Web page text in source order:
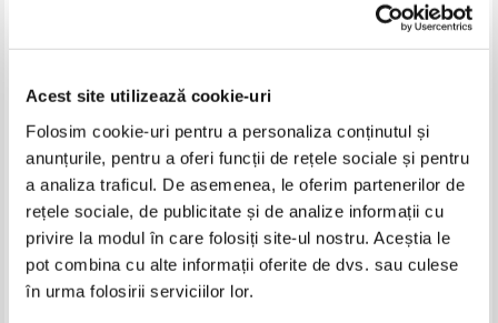
Acest site utilizează cookie-uri
Folosim cookie-uri pentru a personaliza conținutul și
anunțurile, pentru a oferi funcții de rețele sociale și pentru
a analiza traficul. De asemenea, le oferim partenerilor de
rețele sociale, de publicitate și de analize informații cu
privire la modul în care folosiți site-ul nostru. Aceștia le
pot combina cu alte informații oferite de dvs. sau culese
în urma folosirii serviciilor lor.
Scufita Rosie
27,00Lei 17,55 Lei
Adaugă în coș
Hector Malot - Singur pe lume
Pret: 15,00
Adaugă în coș
-35%